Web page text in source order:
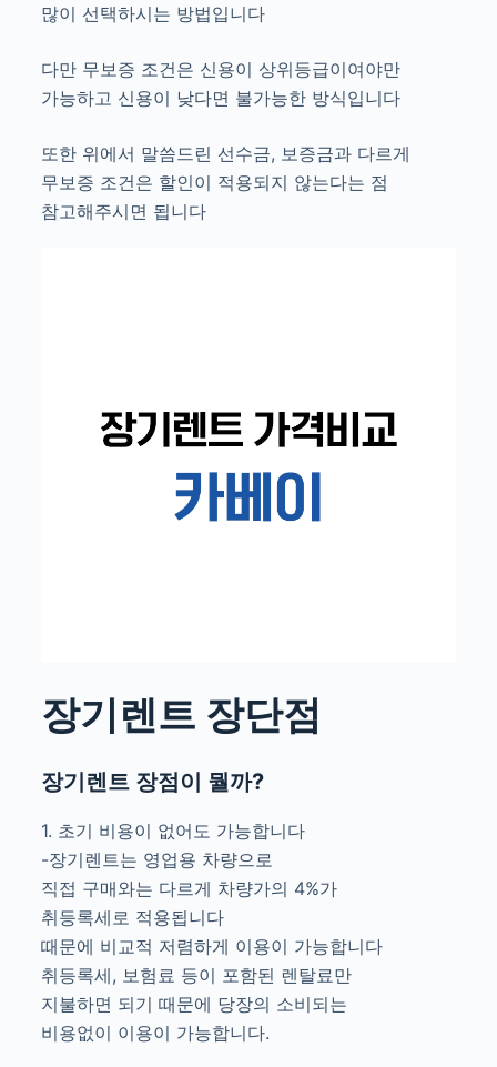
많이 선택하시는 방법입니다
다만 무보증 조건은 신용이 상위등급이여야만
가능하고 신용이 낮다면 불가능한 방식입니다
또한 위에서 말씀드린 선수금, 보증금과 다르게
무보증 조건은 할인이 적용되지 않는다는 점
참고해주시면 됩니다
장기렌트 장단점
장기렌트 장점이 뭘까?
1. 초기 비용이 없어도 가능합니다
-장기렌트는 영업용 차량으로
직접 구매와는 다르게 차량가의 4%가
취등록세로 적용됩니다
때문에 비교적 저렴하게 이용이 가능합니다
취등록세, 보험료 등이 포함된 렌탈료만
지불하면 되기 때문에 당장의 소비되는
비용없이 이용이 가능합니다.